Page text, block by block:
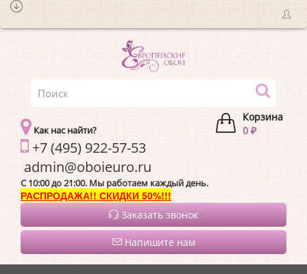
Корзина
0 ₽
Как нас найти?
+7 (495) 922-57-53
C 10:00 до 21:00. Мы работаем каждый день.
РАСПРОДАЖА!! СКИДКИ 50%!!!
Заказать звонок
Напишите нам